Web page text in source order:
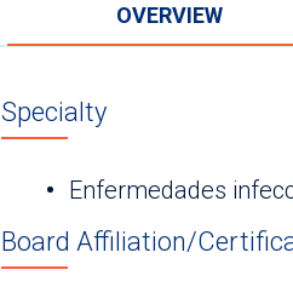
OVERVIEW
Specialty
Enfermedades
Board Affiliation/